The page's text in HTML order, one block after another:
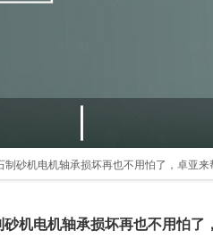
制砂机电机轴承损坏再也不用怕了，卓亚来
机电机轴承损坏再也不用怕了